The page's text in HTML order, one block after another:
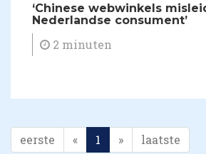
‘Chinese webwinkels
Nederlandse consument’
2 minuten
eerste « 1 » laatste